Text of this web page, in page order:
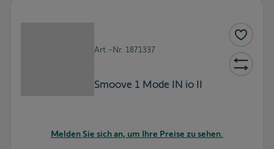
Art.-Nr. 1871337
Smoove 1 Mode IN io II
Melden Sie sich an, um Ihre Preise zu sehen.